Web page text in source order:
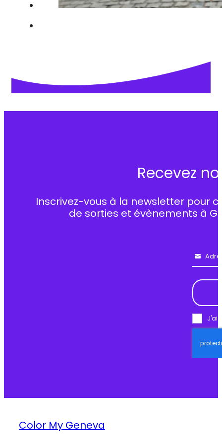
Recevez
Inscrivez-vous à la newsletter pour
de sorties et évènements à
Email
J'ai
Color My Geneva